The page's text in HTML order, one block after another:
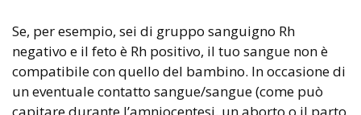
Se, per esempio, sei di gruppo sanguigno Rh
negativo e il feto è Rh positivo, il tuo sangue non è
compatibile con quello del bambino. In occasione di
un eventuale contatto sangue/sangue (come può